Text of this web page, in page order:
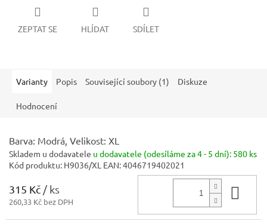
ZEPTAT SE HLÍDAT SDÍLET
Varianty Popis Související soubory (1) Diskuze
Hodnocení
Barva: Modrá, Velikost: XL
Skladem u dodavatele u dodavatele (odesíláme za 4 - 5 dní): 580 ks
Kód produktu: H9036/XL EAN:4046719402021
315 Kč / ks
260,33 Kč bez DPH